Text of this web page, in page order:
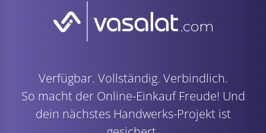
Verfügbar. Vollständig. Verbindlich.
So macht der Online-Einkauf Freude! Und
dein nächstes Handwerks-Projekt ist